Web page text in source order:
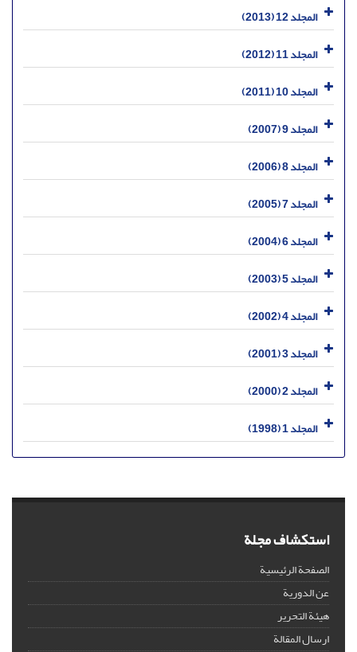
المجلد 12 (2013)
المجلد 11 (2012)
المجلد 10 (2011)
المجلد 9 (2007)
المجلد 8 (2006)
المجلد 7 (2005)
المجلد 6 (2004)
المجلد 5 (2003)
المجلد 4 (2002)
المجلد 3 (2001)
المجلد 2 (2000)
المجلد 1 (1998)
استكشاف مجلة
الصفحة الرئيسية
عن الدورية
هيئة التحرير
ارسال المقالة